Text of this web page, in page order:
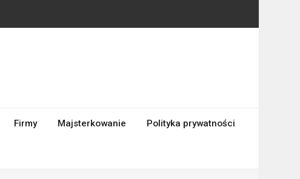
Firmy Majsterkowanie Polityka prywatności